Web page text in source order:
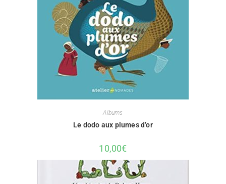
Albums
Le dodo aux plumes d’or
10,00€